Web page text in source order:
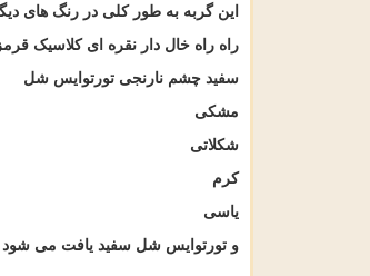
این گربه به طور کلی در رنگ های
راه راه خال دار نقره ای کلاسیک قرمز
سفید چشم نارنجی تورتوایس شل
مشکی
شکلاتی
کرم
یاسی
و تورتوایس شل سفید یافت می شود